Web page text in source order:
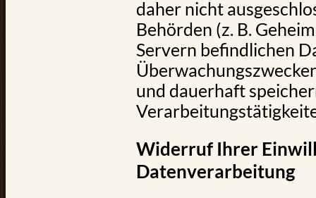
daher nicht
Behörden (z. B.
Servern befindlichen
und dauerhaft
Widerruf Ihrer
Datenverarbeitung